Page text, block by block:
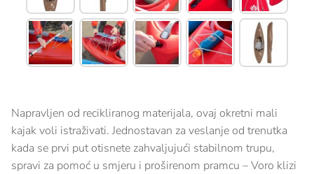
Napravljen od recikliranog materijala, ovaj okretni mali
kajak voli istraživati. Jednostavan za veslanje od trenutka
kada se prvi put otisnete zahvaljujući stabilnom trupu,
spravi za pomoć u smjeru i proširenom pramcu – Voro klizi